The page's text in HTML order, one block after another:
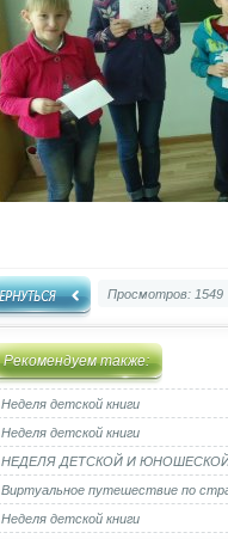
Просмотров: 1549
Рекомендуем также:
Неделя детской книги
Неделя детской книги
НЕДЕЛЯ ДЕТСКОЙ И
Виртуальное путешествие по
Неделя детской книги